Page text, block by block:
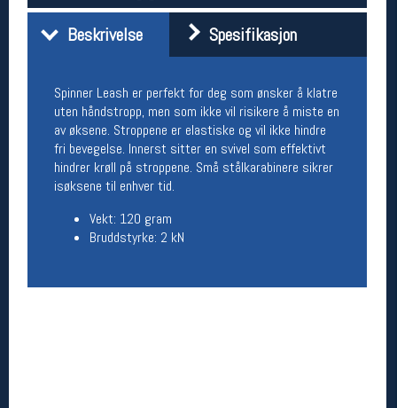
Beskrivelse Spesifikasjon
Spinner Leash er perfekt for deg som ønsker å klatre
uten håndstropp, men som ikke vil risikere å miste en
av øksene. Stroppene er elastiske og vil ikke hindre
fri bevegelse. Innerst sitter en svivel som effektivt
hindrer krøll på stroppene. Små stålkarabinere sikrer
isøksene til enhver tid.
Vekt: 120 gram
Bruddstyrke: 2 kN
Her finner du oss
Oslo Sportslager
Torggata 20
0183 Oslo
Telefon: 23 32 62 00
Vis i kart
Om oss